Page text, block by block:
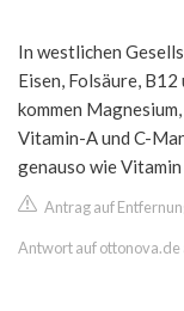
In westlichen
Eisen, Folsäure,
kommen
Vitamin-A und C-
genauso wie
Antrag auf
Antwort auf ottonova.de